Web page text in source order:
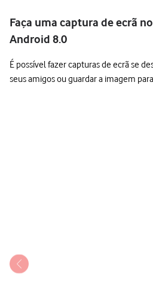
Faça uma captura de ecrã
Android 8.0
É possível fazer capturas de ecrã se
seus amigos ou guardar a imagem